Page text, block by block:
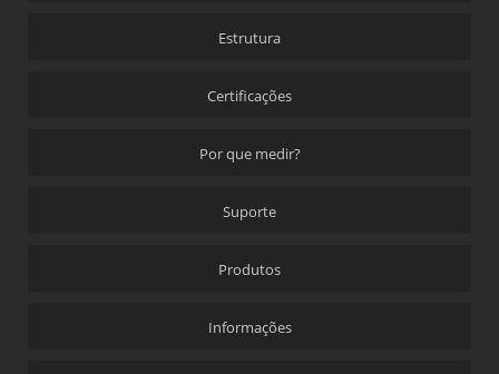
Estrutura
Certificações
Por que medir?
Suporte
Produtos
Informações